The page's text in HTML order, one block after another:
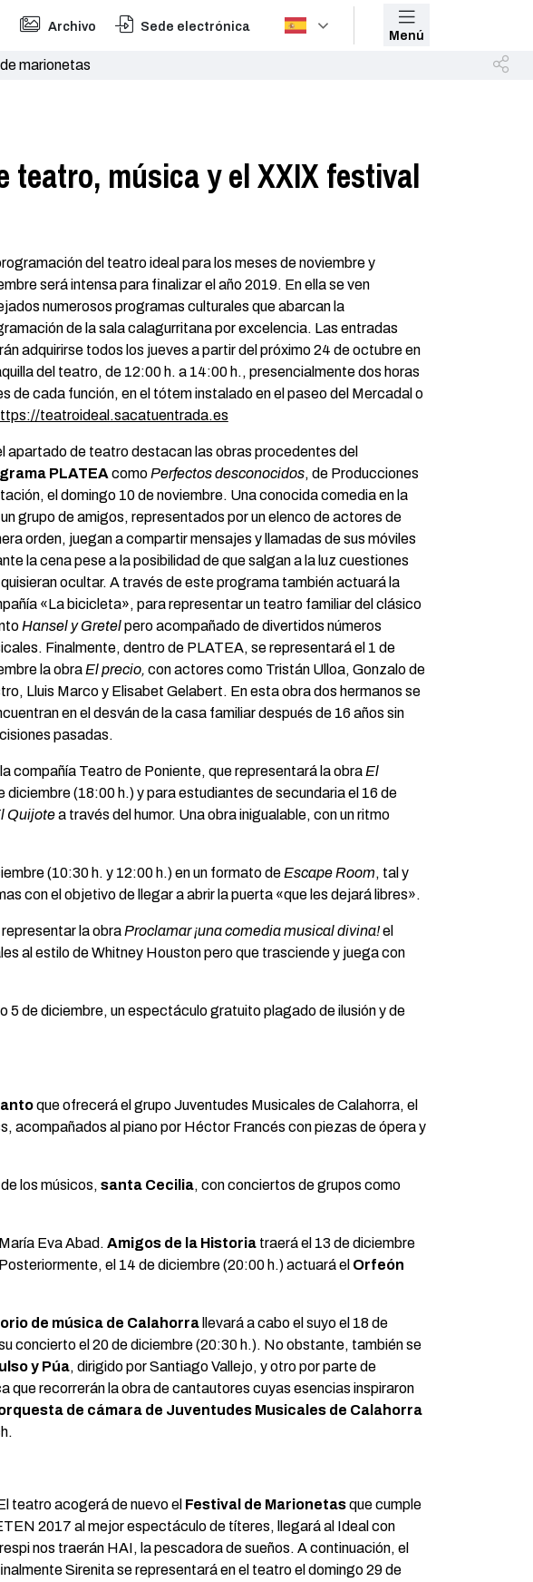
Archivo Sede electrónica
Menú
marionetas
teatro, música y el XXIX festival
del teatro ideal para los meses de noviembre y
será intensa para finalizar el año 2019. En ella se ven
numerosos programas culturales que abarcan la
de la sala calagurritana por excelencia. Las entradas
adquirirse todos los jueves a partir del próximo 24 de octubre en
del teatro, de 12:00 h. a 14:00 h., presencialmente dos horas
de cada función, en el tótem instalado en el paseo del Mercadal o
teatroideal.sacatuentrada.es
apartado de teatro destacan las obras procedentes del
PLATEA como Perfectos desconocidos, de Producciones
el domingo 10 de noviembre. Una conocida comedia en la
grupo de amigos, representados por un elenco de actores de
orden, juegan a compartir mensajes y llamadas de sus móviles
la cena pese a la posibilidad de que salgan a la luz cuestiones
ocultar. A través de este programa también actuará la
«La bicicleta», para representar un teatro familiar del clásico
Hansel y Gretelpero acompañado de divertidos números
Finalmente, dentro de PLATEA, se representará el 1 de
la obra El precio, con actores como Tristán Ulloa, Gonzalo de
Lluis Marco y Elisabet Gelabert. En esta obra dos hermanos se
en el desván de la casa familiar después de 16 años sin
pasadas.
compañía Teatro de Poniente, que representará la obra El
(18:00 h.) y para estudiantes de secundaria el 16 de
Quijotea través del humor. Una obra inigualable, con un ritmo
(10:30 h. y 12:00 h.) en un formato de Escape Room, tal y
con el objetivo de llegar a abrir la puerta «que les dejará libres».
la obra Proclamar ¡una comedia musical divina!el
al estilo de Whitney Houston pero que trasciende y juega con
5 de diciembre, un espectáculo gratuito plagado de ilusión y de
que ofrecerá el grupo Juventudes Musicales de Calahorra, el
acompañados al piano por Héctor Francés con piezas de ópera y
los músicos, santa Cecilia, con conciertos de grupos como
Eva Abad. Amigos de la Historia traerá el 13 de diciembre
el 14 de diciembre (20:00 h.) actuará el Orfeón
de música de Calahorra llevará a cabo el suyo el 18 de
concierto el 20 de diciembre (20:30 h.). No obstante, también se
y Púa, dirigido por Santiago Vallejo, y otro por parte de
que recorrerán la obra de cantautores cuyas esencias inspiraron
de cámara de Juventudes Musicales de Calahorra
teatro acogerá de nuevo el Festival de Marionetasque cumple
2017 al mejor espectáculo de títeres, llegará al Ideal con
nos traerán HAI, la pescadora de sueños. A continuación, el
Sirenita se representará en el teatro el domingo 29 de